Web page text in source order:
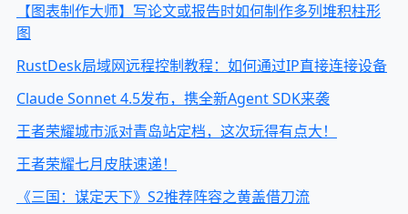
【图表制作大师】写论文或报告时如何制作多列堆积柱形
图
RustDesk局域网远程控制教程：如何通过IP直接连接设备
Claude Sonnet 4.5发布，携全新Agent SDK来袭
王者荣耀城市派对青岛站定档，这次玩得有点大！
王者荣耀七月皮肤速递！
《三国：谋定天下》S2推荐阵容之黄盖借刀流